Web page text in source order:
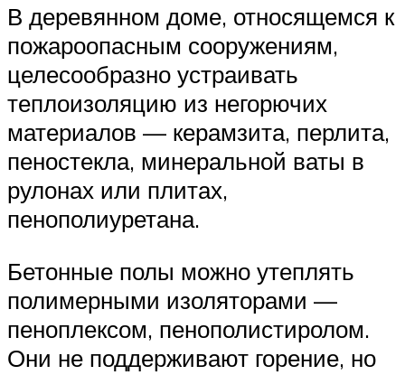
В деревянном доме, относящемся к
пожароопасным сооружениям,
целесообразно устраивать
теплоизоляцию из негорючих
материалов — керамзита, перлита,
пеностекла, минеральной ваты в
рулонах или плитах,
пенополиуретана.
Бетонные полы можно утеплять
полимерными изоляторами —
пеноплексом, пенополистиролом.
Они не поддерживают горение, но